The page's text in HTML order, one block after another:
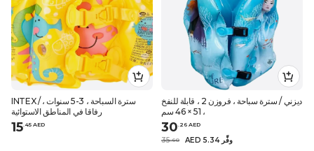
INTEX / سترة السباحة ، 3-5 سنوات ،
رفاقا في المناطق الاستوائية
15.45 AED
ديزني / سترة سباحة ، فروزن 2 ، قابلة للنفخ
، 51 × 46 سم
30.26 AED
35.60 AED 5.34 وفِّر